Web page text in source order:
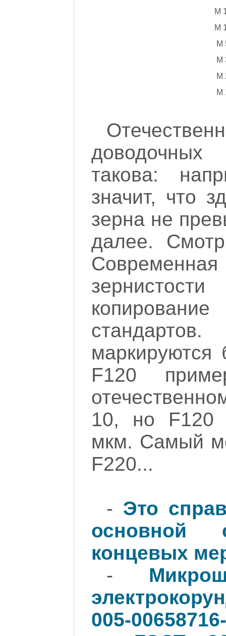
М
М
М
М
М
М
такова:
значит, что
зерна не
далее.
маркируются
F120
10, но F120
мкм. Самый
F220...
- Это
основной
концевых
-
005-